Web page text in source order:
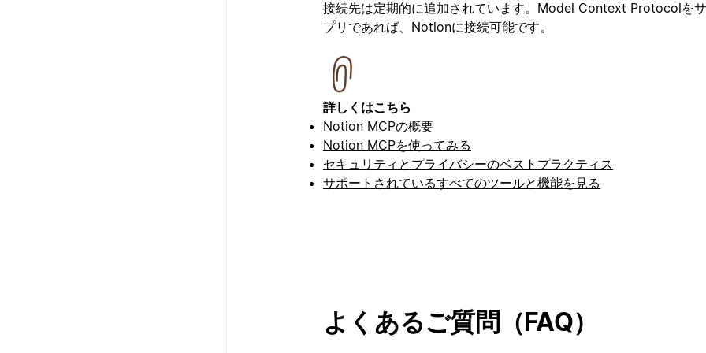
接続先は定期的に追加されています。Model Context Protocolを
プリであれば、Notionに接続可能です。
詳しくはこちら
Notion MCPの概要
Notion MCPを使ってみる
セキュリティとプライバシーのベストプラクティス
サポートされているすべてのツールと機能を見る
よくあるご質問（FAQ）